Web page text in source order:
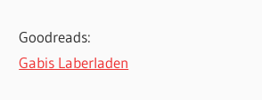
Goodreads:
Gabis Laberladen